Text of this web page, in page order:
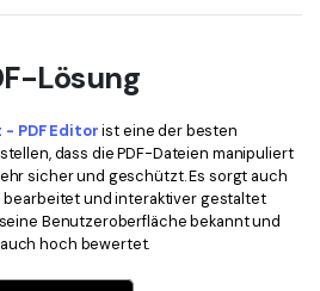
Lösung
- PDF Editorist eine der besten
dass die PDF-Dateien manipuliert
sicher und geschützt. Es sorgt auch
bearbeitet und interaktiver gestaltet
Benutzeroberfläche bekannt und
hoch bewertet.